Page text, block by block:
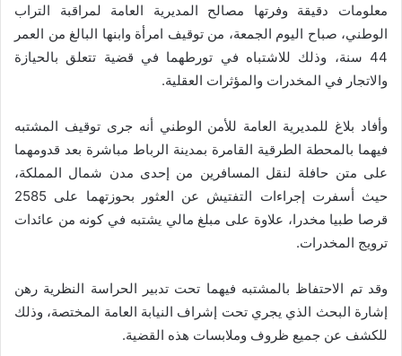
معلومات دقيقة وفرتها مصالح المديرية العامة لمراقبة التراب
الوطني، صباح اليوم الجمعة، من توقيف امرأة وابنها البالغ من العمر
44 سنة، وذلك للاشتباه في تورطهما في قضية تتعلق بالحيازة
والاتجار في المخدرات والمؤثرات العقلية.
وأفاد بلاغ للمديرية العامة للأمن الوطني أنه جرى توقيف المشتبه
فيهما بالمحطة الطرقية القامرة بمدينة الرباط مباشرة بعد قدومهما
على متن حافلة لنقل المسافرين من إحدى مدن شمال المملكة،
حيث أسفرت إجراءات التفتيش عن العثور بحوزتهما على 2585
قرصا طبيا مخدرا، علاوة على مبلغ مالي يشتبه في كونه من عائدات
ترويج المخدرات.
وقد تم الاحتفاظ بالمشتبه فيهما تحت تدبير الحراسة النظرية رهن
إشارة البحث الذي يجري تحت إشراف النيابة العامة المختصة، وذلك
للكشف عن جميع ظروف وملابسات هذه القضية.